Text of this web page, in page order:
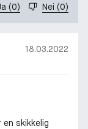
(0) Nei (0)
18.03.2022
skikkelig